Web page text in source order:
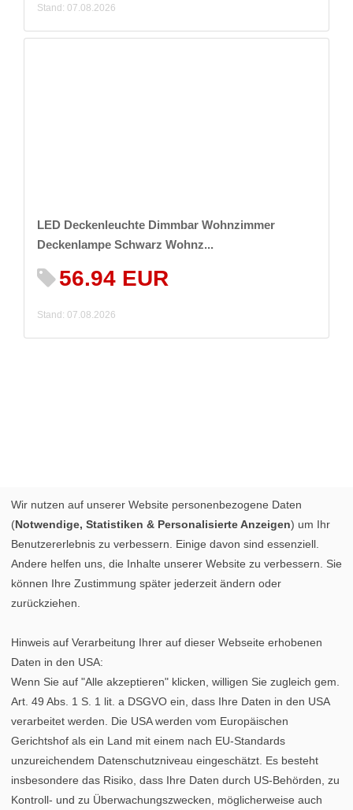
Stand: 07.08.2026
LED Deckenleuchte Dimmbar Wohnzimmer
Deckenlampe Schwarz Wohnz...
56.94 EUR
Stand: 07.08.2026
Wir nutzen auf unserer Website personenbezogene Daten
(Notwendige, Statistiken & Personalisierte Anzeigen) um Ihr
Benutzererlebnis zu verbessern. Einige davon sind essenziell.
Andere helfen uns, die Inhalte unserer Website zu verbessern. Sie
können Ihre Zustimmung später jederzeit ändern oder
zurückziehen.
Hinweis auf Verarbeitung Ihrer auf dieser Webseite erhobenen
Daten in den USA:
Wenn Sie auf "Alle akzeptieren" klicken, willigen Sie zugleich gem.
Art. 49 Abs. 1 S. 1 lit. a DSGVO ein, dass Ihre Daten in den USA
verarbeitet werden. Die USA werden vom Europäischen
Gerichtshof als ein Land mit einem nach EU-Standards
unzureichendem Datenschutzniveau eingeschätzt. Es besteht
insbesondere das Risiko, dass Ihre Daten durch US-Behörden, zu
Kontroll- und zu Überwachungszwecken, möglicherweise auch